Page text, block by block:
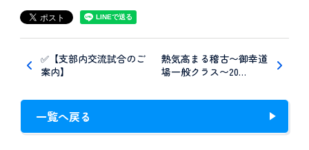
✅【支部内交流試合のご
案内】
熱気高まる稽古〜御幸道
場一般クラス〜20…
一覧へ戻る